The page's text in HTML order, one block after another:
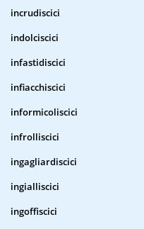
incrudiscici
indolciscici
infastidiscici
infiacchiscici
informicoliscici
infrolliscici
ingagliardiscici
ingialliscici
ingoffiscici